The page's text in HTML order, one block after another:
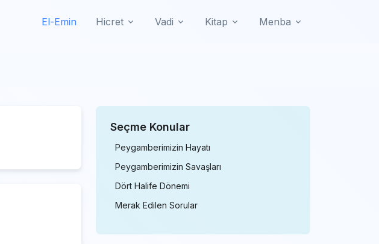
El-Emin Hicret Vadi Kitap Menba
Seçme Konular
Peygamberimizin Hayatı
Peygamberimizin Savaşları
Dört Halife Dönemi
Merak Edilen Sorular